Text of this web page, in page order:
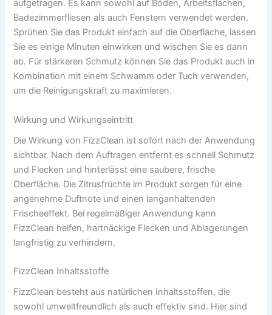
aufgetragen. Es kann sowohl auf Böden, Arbeitsflächen,
Badezimmerfliesen als auch Fenstern verwendet werden.
Sprühen Sie das Produkt einfach auf die Oberfläche, lassen
Sie es einige Minuten einwirken und wischen Sie es dann
ab. Für stärkeren Schmutz können Sie das Produkt auch in
Kombination mit einem Schwamm oder Tuch verwenden,
um die Reinigungskraft zu maximieren.
Wirkung und Wirkungseintritt
Die Wirkung von FizzClean ist sofort nach der Anwendung
sichtbar. Nach dem Auftragen entfernt es schnell Schmutz
und Flecken und hinterlässt eine saubere, frische
Oberfläche. Die Zitrusfrüchte im Produkt sorgen für eine
angenehme Duftnote und einen langanhaltenden
Frischeeffekt. Bei regelmäßiger Anwendung kann
FizzClean helfen, hartnäckige Flecken und Ablagerungen
langfristig zu verhindern.
FizzClean Inhaltsstoffe
FizzClean besteht aus natürlichen Inhaltsstoffen, die
sowohl umweltfreundlich als auch effektiv sind. Hier sind